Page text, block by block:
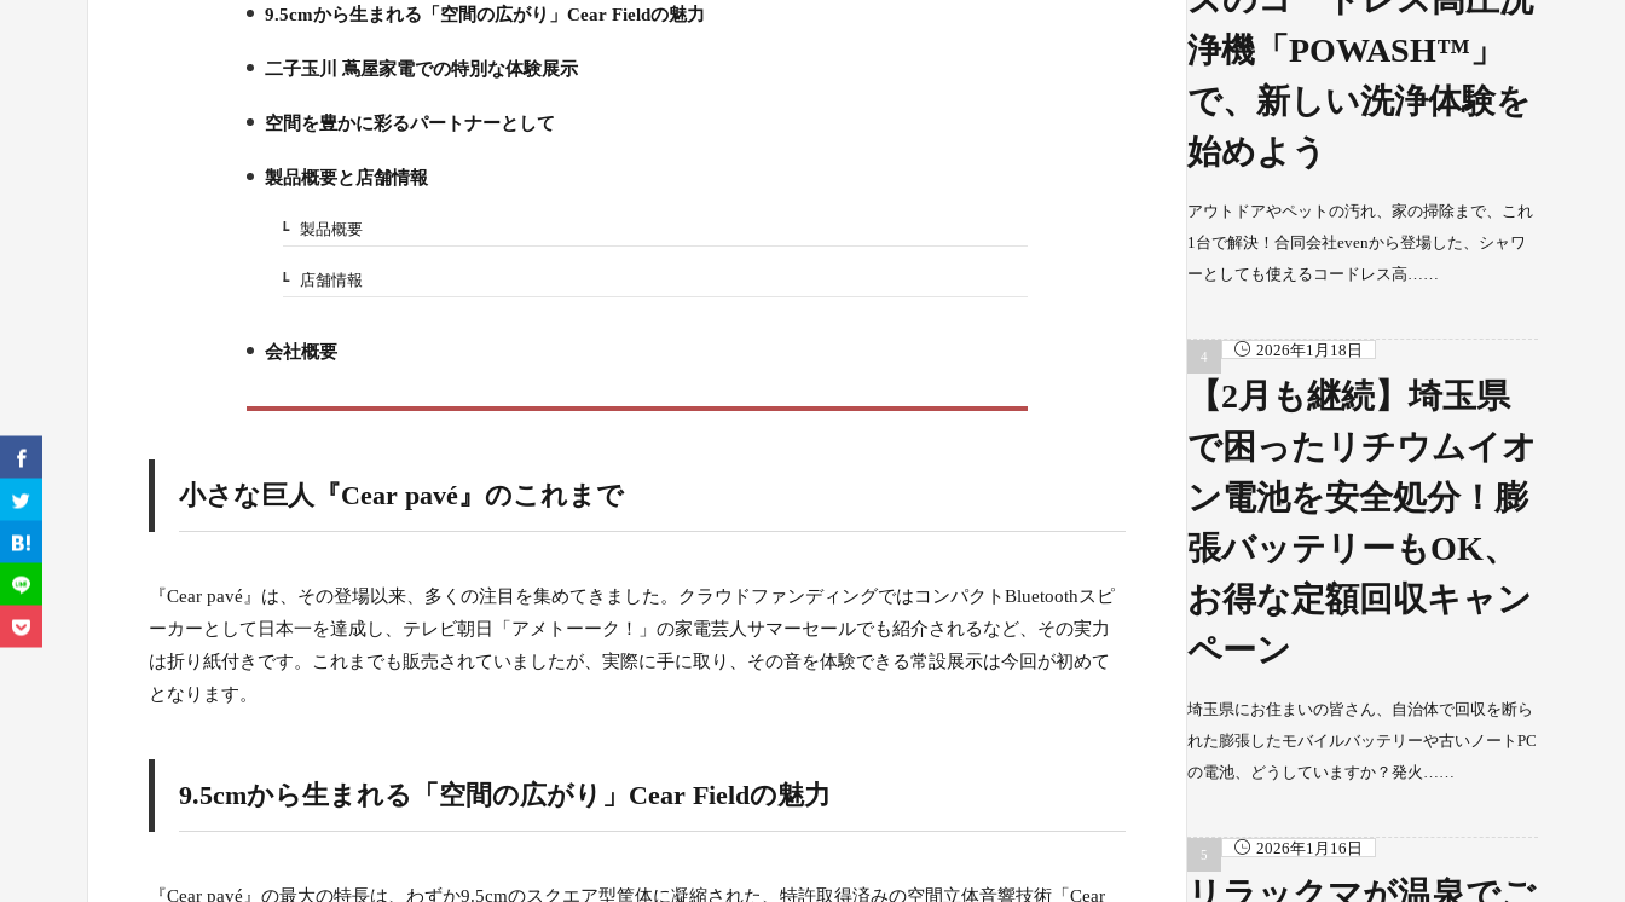
9.5cmから生まれる「空間の広がり」Cear Fieldの魅力
二子玉川 蔦屋家電での特別な体験展示
4.
空間を豊かに彩るパートナーとして
5.
製品概要と店舗情報
5-1.製品概要
5-2.店舗情報
6.
会社概要
小さな巨人『Cear pavé』のこれまで
『Cear pavé』は、その登場以来、多くの注目を集めてきました。クラウドファンディングではコンパクトBluetoothスピ
ーカーとして日本一を達成し、テレビ朝日「アメトーーク！」の家電芸人サマーセールでも紹介されるなど、その実力
は折り紙付きです。これまでも販売されていましたが、実際に手に取り、その音を体験できる常設展示は今回が初めて
となります。
9.5cmから生まれる「空間の広がり」Cear Fieldの魅力
『Cear pavé』の最大の特長は、わずか9.5cmのスクエア型筐体に凝縮された、特許取得済みの空間立体音響技術「Cear
浄機「POWASH™」
で、新しい洗浄体験を
始めよう
アウトドアやペットの汚れ、家の掃除まで、これ
1台で解決！合同会社evenから登場した、シャワ
ーとしても使えるコードレス高……
2026年1月18日
【2月も継続】埼玉県
で困ったリチウムイオ
ン電池を安全処分！膨
張バッテリーもOK、
お得な定額回収キャン
ペーン
埼玉県にお住まいの皆さん、自治体で回収を断ら
れた膨張したモバイルバッテリーや古いノートPC
の電池、どうしていますか？発火……
2026年1月16日
リラックマが温泉でご